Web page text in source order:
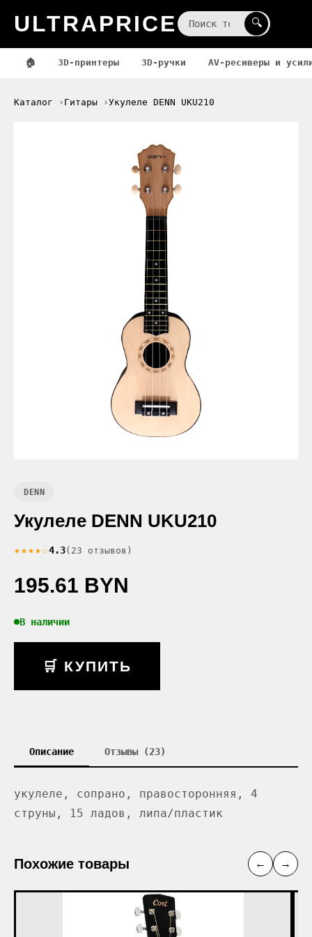
ULTRAPRICE 🔍
🏠 3D-принтеры 3D-ручки AV-ресиверы и
Каталог Гитары Укулеле DENN UKU210
DENN
Укулеле DENN UKU210
★★★★☆4.3(23 отзывов)
195.61 BYN
В наличии
🛒 КУПИТЬ
Описание Отзывы (23)
укулеле, сопрано, правосторонняя, 4
струны, 15 ладов, липа/пластик
Похожие товары ← →